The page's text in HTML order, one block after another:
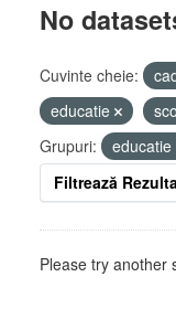
No
Cuvinte cheie:
educatie
Grupuri:
educatie
Filtrează
Please try another